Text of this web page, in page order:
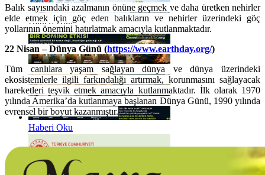
Haberi Oku
Haberi Oku
Balık sayısındaki azalmanın önüne geçmek ve daha üretken nehirler
elde etmek için göç eden balıkların ve nehirler üzerindeki göç
yollarının önemini hatırlatmak amacıyla kutlanmaktadır.
22 Nisan – Dünya Günü (https://www.earthday.org/)
Tüm canlılara yaşam sağlayan dünya ve dünya üzerindeki
ekosistemlerle ilgili farkındalığı artırmak, korunmasını sağlayacak
hareketleri teşvik etmek amacıyla kutlanmaktadır. İlk olarak 1970
yılında Amerika’da kutlanmaya başlanan Dünya Günü, 1990 yılında
evrensel bir boyut kazanmıştır.